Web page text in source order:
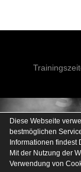
Team
Diese Webseite
bestmöglichen
Informationen findest
Mit der Nutzung der
Verwendung von